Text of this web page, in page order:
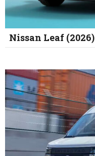
Nissan Leaf (2026)